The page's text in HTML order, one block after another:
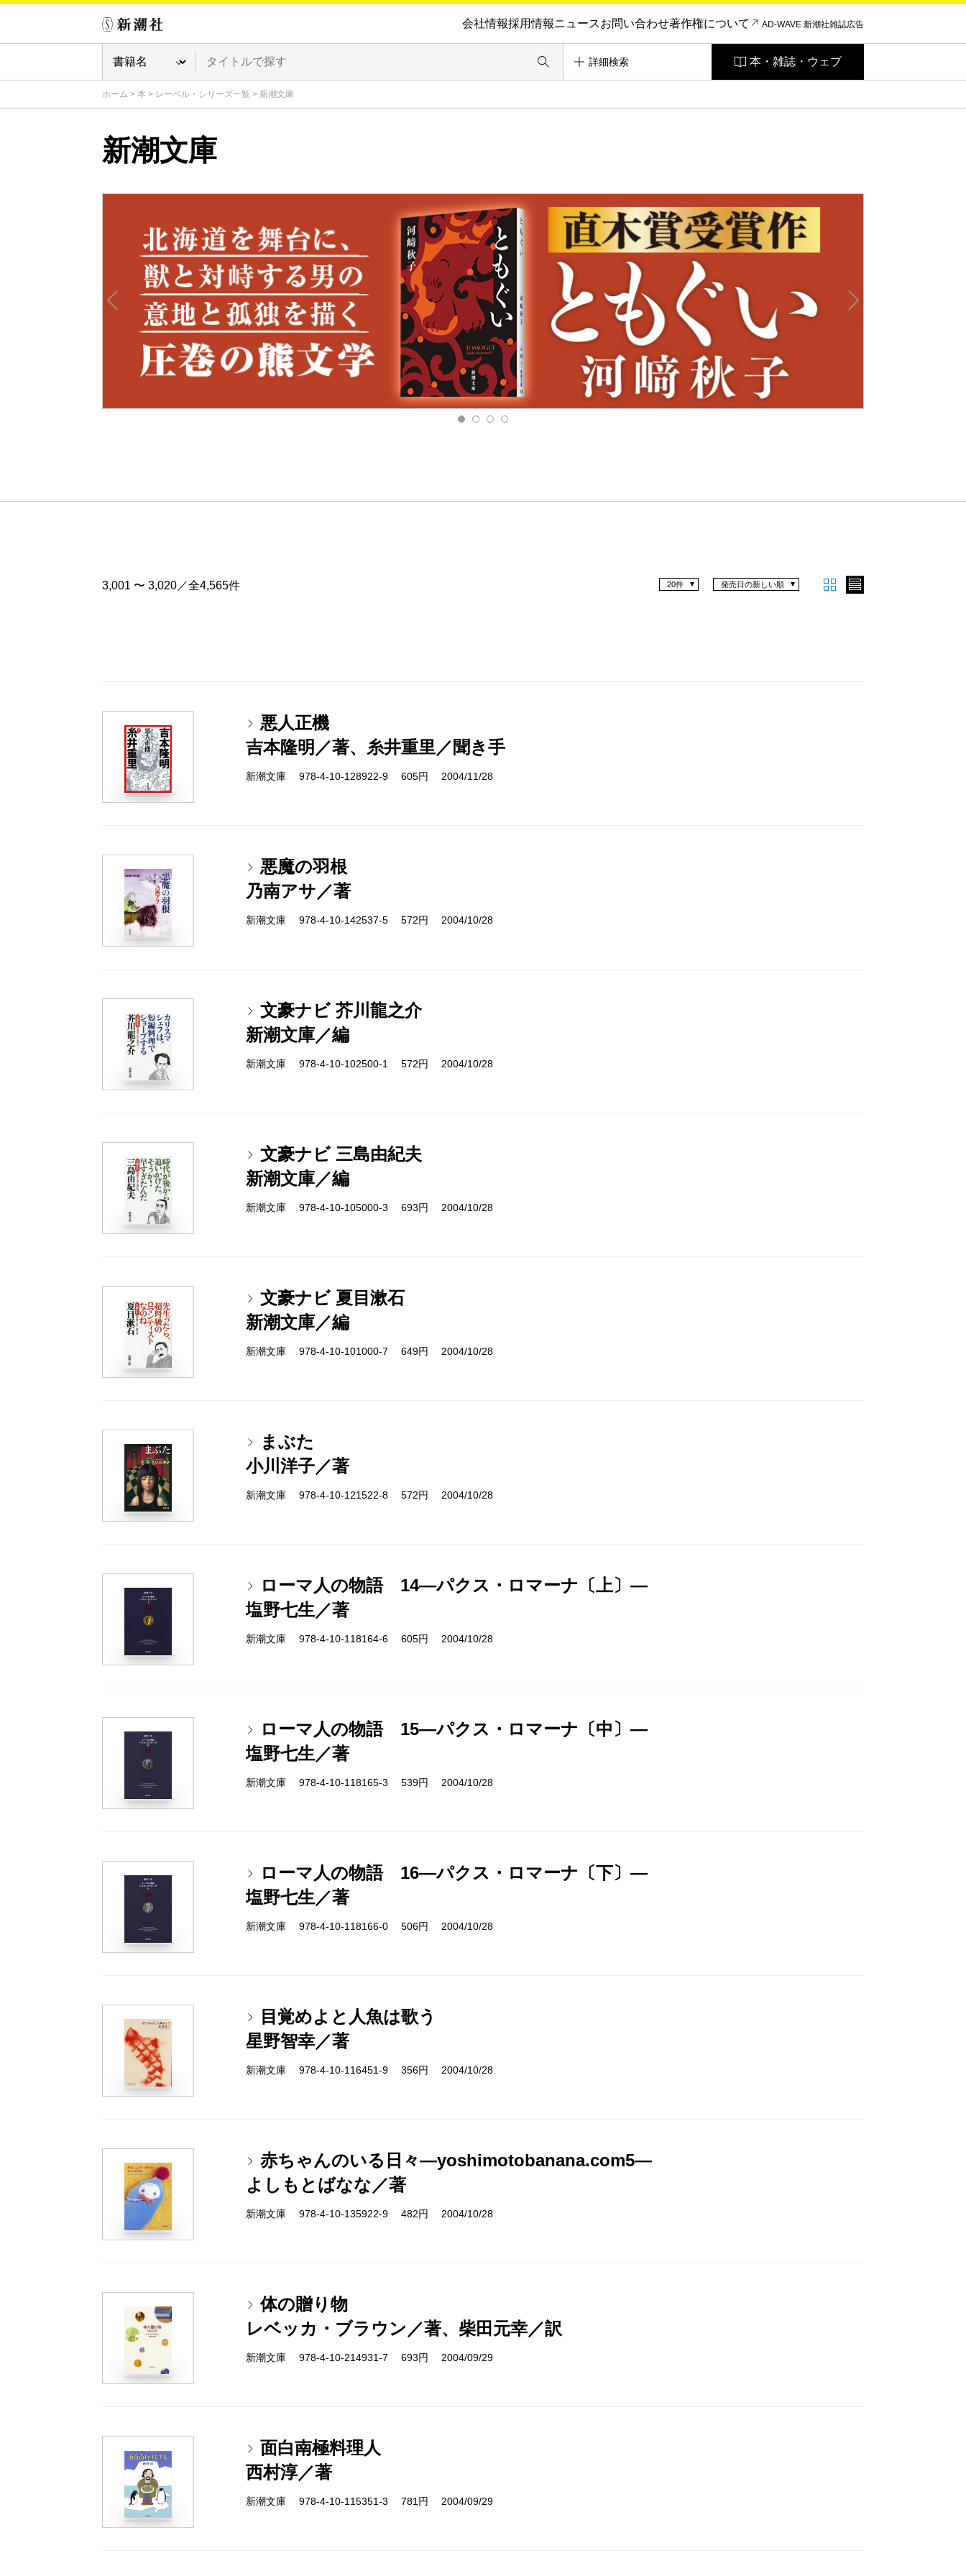
会社情報採用情報ニュースお問い合わせ著作権について AD-WAVE 新潮社雑誌広告
詳細検索 本・雑誌・ウェブ
ホーム > 本 > レーベル・シリーズ一覧 > 新潮文庫
新潮文庫
3,001 〜 3,020／全4,565件 発売日の新しい順
20件
悪人正機
吉本隆明／著、糸井重里／聞き手
新潮文庫 978-4-10-128922-9 605円 2004/11/28
悪魔の羽根
乃南アサ／著
新潮文庫 978-4-10-142537-5 572円 2004/10/28
文豪ナビ 芥川龍之介
新潮文庫／編
新潮文庫 978-4-10-102500-1 572円 2004/10/28
文豪ナビ 三島由紀夫
新潮文庫／編
新潮文庫 978-4-10-105000-3 693円 2004/10/28
文豪ナビ 夏目漱石
新潮文庫／編
新潮文庫 978-4-10-101000-7 649円 2004/10/28
まぶた
小川洋子／著
新潮文庫 978-4-10-121522-8 572円 2004/10/28
ローマ人の物語 14―パクス・ロマーナ〔上〕―
塩野七生／著
新潮文庫 978-4-10-118164-6 605円 2004/10/28
ローマ人の物語 15―パクス・ロマーナ〔中〕―
塩野七生／著
新潮文庫 978-4-10-118165-3 539円 2004/10/28
ローマ人の物語 16―パクス・ロマーナ〔下〕―
塩野七生／著
新潮文庫 978-4-10-118166-0 506円 2004/10/28
目覚めよと人魚は歌う
星野智幸／著
新潮文庫 978-4-10-116451-9 356円 2004/10/28
赤ちゃんのいる日々―yoshimotobanana.com5―
よしもとばなな／著
新潮文庫 978-4-10-135922-9 482円 2004/10/28
体の贈り物
レベッカ・ブラウン／著、柴田元幸／訳
新潮文庫 978-4-10-214931-7 693円 2004/09/29
面白南極料理人
西村淳／著
新潮文庫 978-4-10-115351-3 781円 2004/09/29